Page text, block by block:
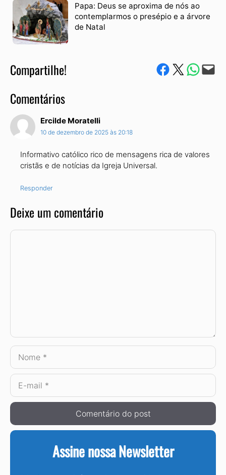
Papa: Deus se aproxima de nós ao
contemplarmos o presépio e a árvore
de Natal
Compartilhe! Compartilhe no Facebook
Compartilhe no Twitter
Compartile via
Envie via e-mail
Comentários
Ercilde Moratelli
10 de dezembro de 2025 às 20:18
Informativo católico rico de mensagens rica de valores
cristãs e de notícias da Igreja Universal.
Responder
Deixe um comentário
Comentário
Nome
E-
mail
Assine nossa Newsletter